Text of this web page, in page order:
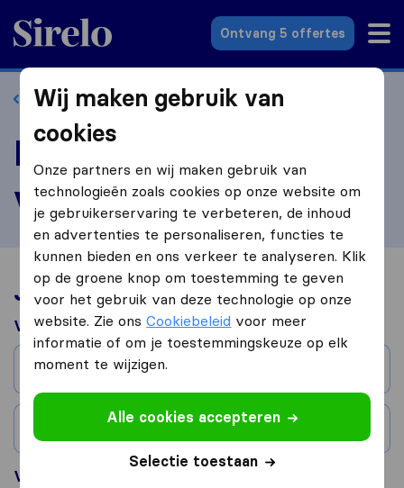
Sirelo.nl
Ontvang 5 offertes
Terug naar profiel
Beoordeel Van Asselt
verhuizingen
Jouw verhuiservaring
Verhuisd van
Stad
Verhuisd naar
Wij maken gebruik van
cookies
Onze partners en wij maken gebruik van
technologieën zoals cookies op onze website om
je gebruikerservaring te verbeteren, de inhoud
en advertenties te personaliseren, functies te
kunnen bieden en ons verkeer te analyseren. Klik
op de groene knop om toestemming te geven
voor het gebruik van deze technologie op onze
website. Zie onsCookiebeleid voor meer
informatie of om je toestemmingskeuze op elk
moment te wijzigen.
Alle cookies accepteren
Selectie toestaan